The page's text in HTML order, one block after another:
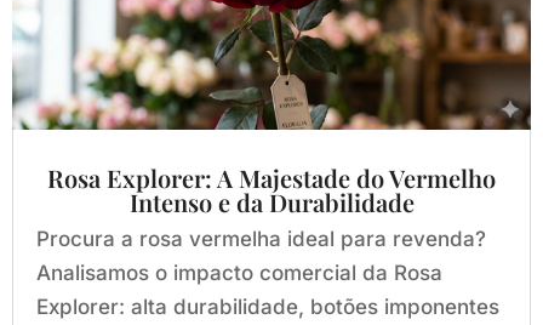
Rosa Explorer: A Majestade do Vermelho
Intenso e da Durabilidade
Procura a rosa vermelha ideal para revenda?
Analisamos o impacto comercial da Rosa
Explorer: alta durabilidade, botões imponentes